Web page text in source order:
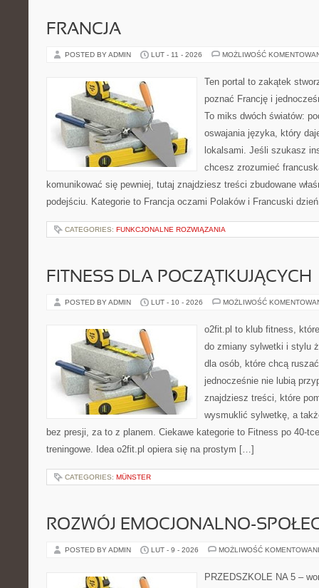
FRANCJA
POSTED BY ADMIN LUT - 11 - 2026 MOŻLIWOŚĆ
Ten portal to zakątek
poznać Francję i
To miks dwóch światów:
oswajania języka, który
lokalsami. Jeśli szukasz
chcesz zrozumieć
komunikować się pewniej, tutaj znajdziesz treści zbudowane
podejściu. Kategorie to Francja oczami Polaków i Francuski
CATEGORIES: FUNKCJONALNE ROZWIĄZANIA
FITNESS DLA POCZĄTKUJĄCYCH
POSTED BY ADMIN LUT - 10 - 2026 MOŻLIWOŚĆ
o2fit.pl to klub fitness,
do zmiany sylwetki i stylu
dla osób, które chcą
jednocześnie nie lubią
znajdziesz treści, które
wysmuklić sylwetkę, a
bez presji, za to z planem. Ciekawe kategorie to Fitness po 40-
treningowe. Idea o2fit.pl opiera się na prostym […]
CATEGORIES: MÜNSTER
ROZWÓJ EMOCJONALNO-
POSTED BY ADMIN LUT - 9 - 2026 MOŻLIWOŚĆ
PRZEDSZKOLE NA 5 –